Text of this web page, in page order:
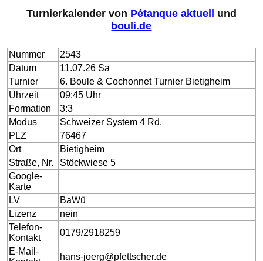
Turnierkalender von Pétanque aktuell
und
bouli.de
Nummer
2543
Datum
11.07.26 Sa
Turnier
6. Boule & Cochonnet Turnier Bietigheim
Uhrzeit
09:45 Uhr
Formation
3:3
Modus
Schweizer System 4 Rd.
PLZ
76467
Ort
Bietigheim
Straße, Nr.
Stöckwiese 5
Google-
Karte
LV
BaWü
Lizenz
nein
Telefon-
Kontakt
0179/2918259
E-Mail-
hans-joerg@pfettscher.de